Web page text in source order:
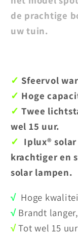
de prachtige
uw tuin.
✓ Sfeervol
✓ Hoge
✓Twee
wel 15 uur.
✓ Iplux®
krachtiger en
solar lampen.
√ Hoge
√ Brandt
√Tot wel 15